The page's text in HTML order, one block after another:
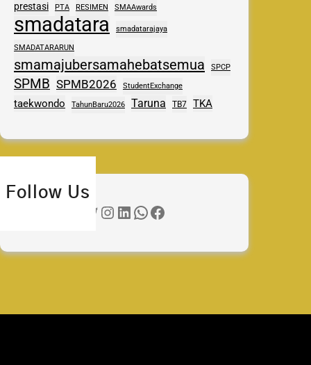
prestasi PTA RESIMEN SMAAwards
smadatara smadatarajaya
SMADATARARUN
smamajubersamahebatsemua SPCP
SPMB SPMB2026 StudentExchange
taekwondo TahunBaru2026 Taruna TB7 TKA
Follow Us
Instagram LinkedIn WhatsApp Facebook